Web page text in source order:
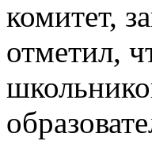
комитет,
отметил,